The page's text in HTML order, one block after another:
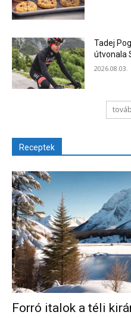
Tadej
útvonala
2026.08.03.
Receptek
Forró italok a téli